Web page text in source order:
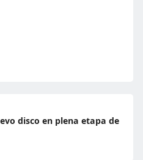
disco en plena etapa de